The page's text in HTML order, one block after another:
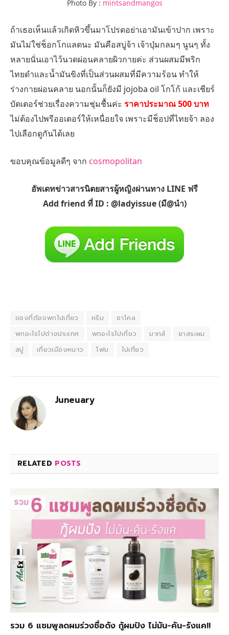
Photo By : mintsandmangos
ถ้าเธอเห็นแล้วเกิดหิวขึ้นมาโปรดอย่าเอามันเข้าปาก เพราะ
มันไม่ใช่ช็อกโกแลตนะ มันคือสบู่จ้า เจ้าปุ่มกลมๆ นูนๆ ทั้ง
หลายนั่นเอาไว้นวดผ่อนคลายผิวกายค่ะ ส่วนผสมมีพริก
ไทยดำและน้ำมันขิงที่เป็นส่วนผสมที่มีความร้อน ทำให้
ร่างกายผ่อนคลาย นอกนั้นก็ยังมี jojoba oil โกโก้ และเชียร์
บัตเตอร์ช่วยเรื่องความชุ่มชื้นค่ะ ราคาประมาณ 500 บาท
ไม่ต้องไปพรีออเดอร์ให้เหนื่อยใจ เพราะมีช็อปที่ไทยจ้า ลอง
ไปเลือกดูกันได้เลย
ขอบคุณข้อมูลดีๆ จาก cosmopolitan
อัพเดทข่าวสารนิตยสารผู้หญิงผ่านทาง LINE ฟรี
Add friend ที่ ID : @ladyissue (มี@นำ)
ของที่ต้องพกไปเที่ยว ครีม
ชาโคล
พกอะไรไปต่างประเทศ
พกอะไรไปเที่ยว มากส์
ยาสระผม
สบู่
เที่ยวเมืองหนาว โฟม ไปเที่ยว
Juneuary
RELATED POSTS
รวม 6 แชมพูลดผมร่วงชื่อดัง กู้ผมปัง ไม่มัน-คัน-รังแค!!